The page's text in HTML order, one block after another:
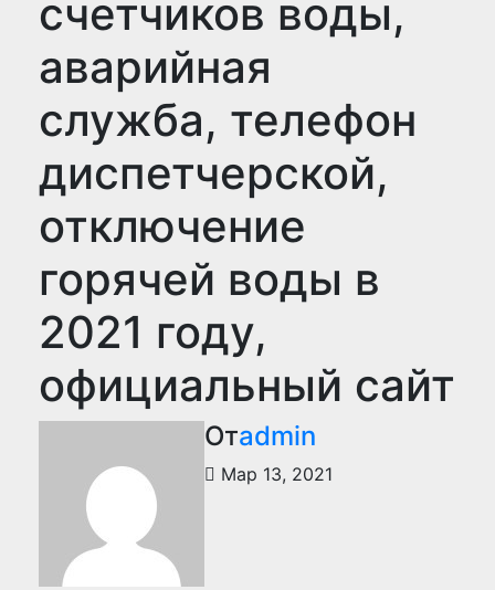
счетчиков воды,
аварийная
служба, телефон
диспетчерской,
отключение
горячей воды в
2021 году,
официальный сайт
Отadmin
Мар 13, 2021